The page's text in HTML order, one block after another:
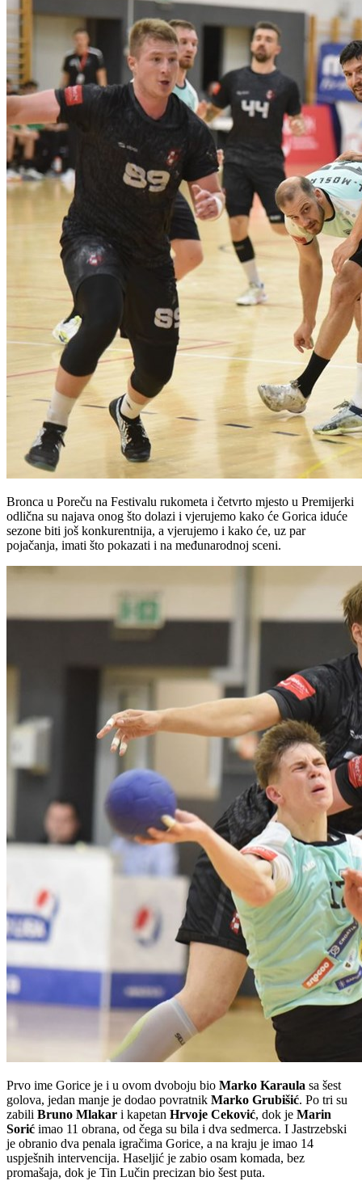
Bronca u Poreču na Festivalu rukometa i četvrto mjesto u Premijerki
odlična su najava onog što dolazi i vjerujemo kako će Gorica iduće
sezone biti još konkurentnija, a vjerujemo i kako će, uz par
pojačanja, imati što pokazati i na međunarodnoj sceni.
Prvo ime Gorice je i u ovom dvoboju bio Marko Karaula sa šest
golova, jedan manje je dodao povratnik Marko Grubišić. Po tri su
zabili Bruno Mlakar i kapetan Hrvoje Ceković, dok je Marin
Sorić imao 11 obrana, od čega su bila i dva sedmerca. I Jastrzebski
je obranio dva penala igračima Gorice, a na kraju je imao 14
uspješnih intervencija. Haseljić je zabio osam komada, bez
promašaja, dok je Tin Lučin precizan bio šest puta.